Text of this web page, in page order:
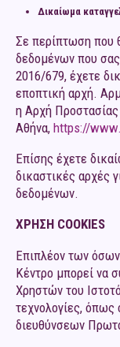
Δικαίωμα
Σε περίπτωση που
δεδομένων που
2016/679, έχετε
εποπτική αρχή.
η Αρχή
Αθήνα, https://
Επίσης έχετε
δικαστικές αρχές
δεδομένων.
ΧΡΗΣΗ COOKIES
Επιπλέον των
Κέντρο μπορεί να
Χρηστών του
τεχνολογίες,
διευθύνσεων